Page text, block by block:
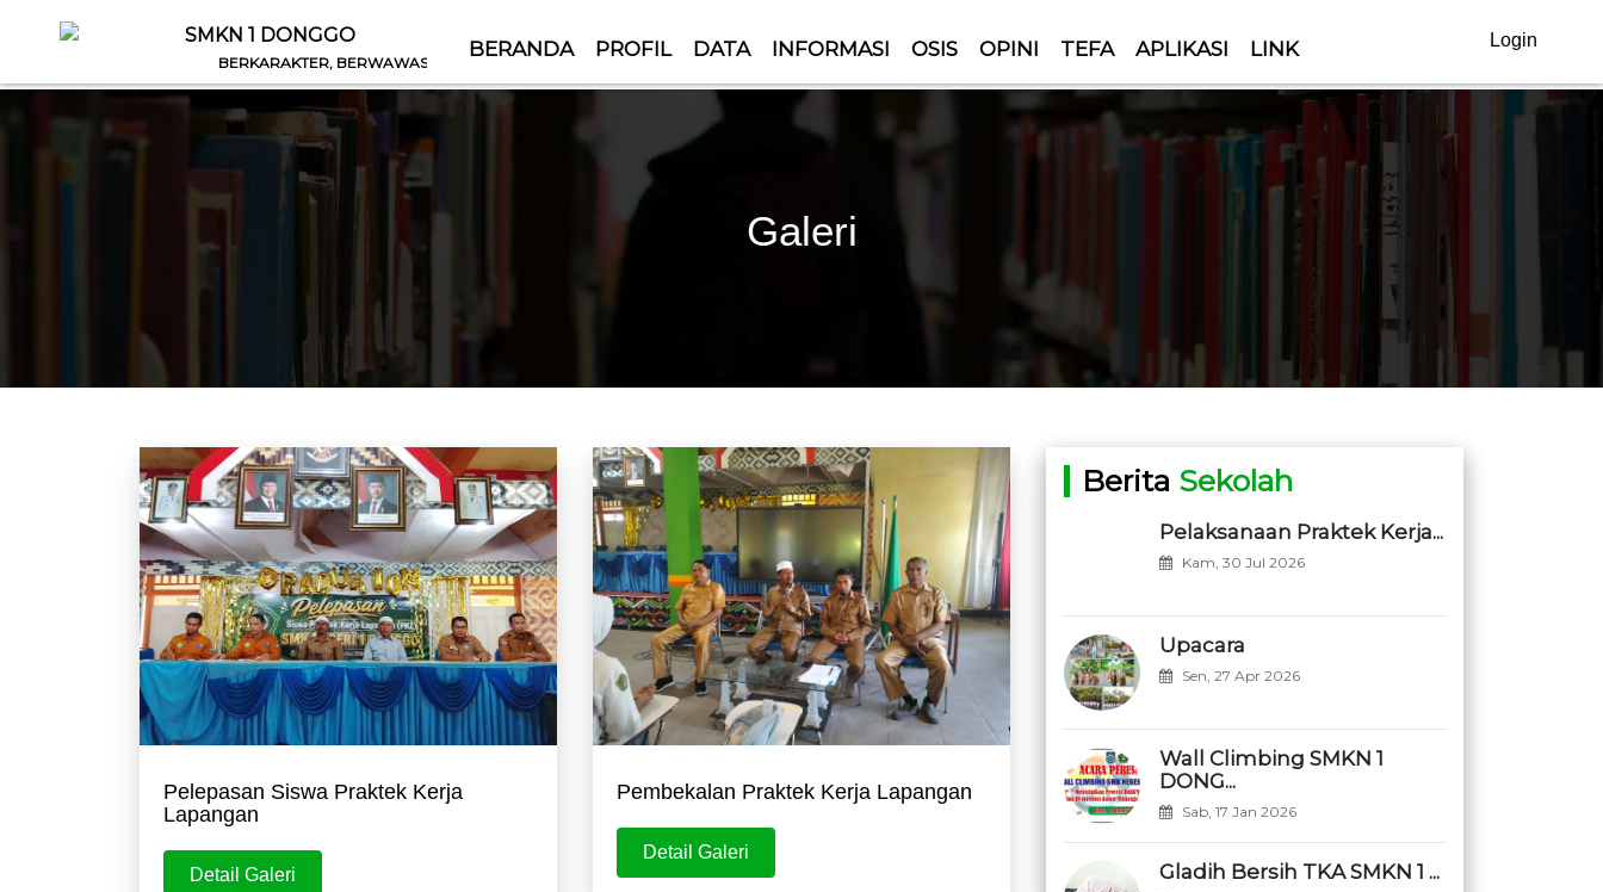
SMKN 1 DONGGO
BERKARAKTER, BERWAWASAN, BERIMAN
BERANDA PROFIL DATA INFORMASI OSIS OPINI TEFA APLIKASI LINK Login
Galeri
Pelepasan Siswa Praktek Kerja
Lapangan
Detail Galeri
Pembekalan Praktek Kerja Lapangan
Detail Galeri
Berita Sekolah
Pelaksanaan Praktek Kerja...
Kam, 30 Jul 2026
Upacara
Sen, 27 Apr 2026
Wall Climbing SMKN 1
DONG...
Sab, 17 Jan 2026
Gladih Bersih TKA SMKN 1 ...